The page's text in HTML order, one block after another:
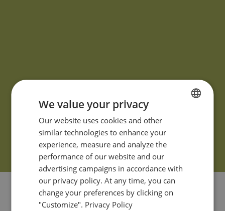
FRENCH
ENGLISH
We value your privacy
Our website uses cookies and other
similar technologies to enhance your
experience, measure and analyze the
performance of our website and our
advertising campaigns in accordance with
our privacy policy. At any time, you can
change your preferences by clicking on
"Customize". Privacy Policy